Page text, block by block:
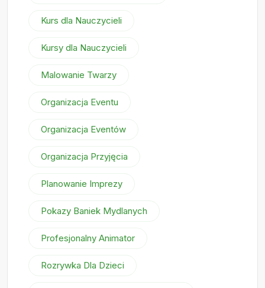
Kurs dla Nauczycieli
Kursy dla Nauczycieli
Malowanie Twarzy
Organizacja Eventu
Organizacja Eventów
Organizacja Przyjęcia
Planowanie Imprezy
Pokazy Baniek Mydlanych
Profesjonalny Animator
Rozrywka Dla Dzieci